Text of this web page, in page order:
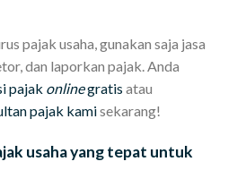
pajak usaha, gunakan saja jasa
dan laporkan pajak. Anda
pajak onlinegratis atau
pajak kamisekarang!
usaha yang tepat untuk